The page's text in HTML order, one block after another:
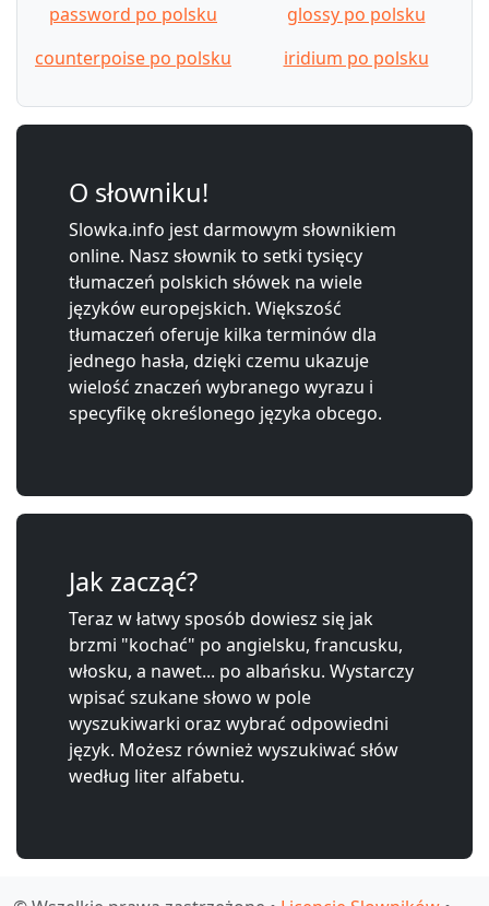
password po polsku
glossy po polsku
counterpoise po polsku
iridium po polsku
O słowniku!
Slowka.info jest darmowym słownikiem
online. Nasz słownik to setki tysięcy
tłumaczeń polskich słówek na wiele
języków europejskich. Większość
tłumaczeń oferuje kilka terminów dla
jednego hasła, dzięki czemu ukazuje
wielość znaczeń wybranego wyrazu i
specyfikę określonego języka obcego.
Jak zacząć?
Teraz w łatwy sposób dowiesz się jak
brzmi "kochać" po angielsku, francusku,
włosku, a nawet... po albańsku. Wystarczy
wpisać szukane słowo w pole
wyszukiwarki oraz wybrać odpowiedni
język. Możesz również wyszukiwać słów
według liter alfabetu.